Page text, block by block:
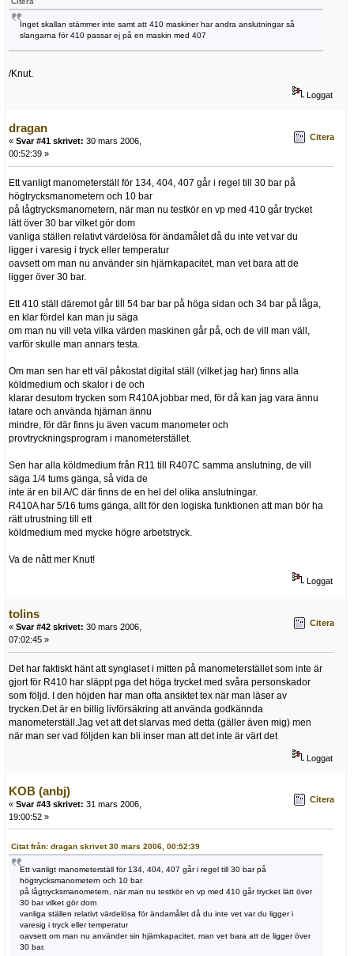
Inget skallan stämmer inte samt att 410 maskiner har andra anslutningar så
slangarna för 410 passar ej på en maskin med 407
/Knut.
Loggat
dragan
« Svar #41 skrivet: 30 mars 2006,
00:52:39 »
Citera
Ett vanligt manometerställ för 134, 404, 407 går i regel till 30 bar på
högtrycksmanometern och 10 bar
på lågtrycksmanometern, när man nu testkör en vp med 410 går trycket
lätt över 30 bar vilket gör dom
vanliga ställen relativt värdelösa för ändamålet då du inte vet var du
ligger i varesig i tryck eller temperatur
oavsett om man nu använder sin hjärnkapacitet, man vet bara att de
ligger över 30 bar.
Ett 410 ställ däremot går till 54 bar bar på höga sidan och 34 bar på låga,
en klar fördel kan man ju säga
om man nu vill veta vilka värden maskinen går på, och de vill man väll,
varför skulle man annars testa.
Om man sen har ett väl påkostat digital ställ (vilket jag har) finns alla
köldmedium och skalor i de och
klarar desutom trycken som R410A jobbar med, för då kan jag vara ännu
latare och använda hjärnan ännu
mindre, för där finns ju även vacum manometer och
provtryckningsprogram i manometerstället.
Sen har alla köldmedium från R11 till R407C samma anslutning, de vill
säga 1/4 tums gänga, så vida de
inte är en bil A/C där finns de en hel del olika anslutningar.
R410A har 5/16 tums gänga, allt för den logiska funktionen att man bör ha
rätt utrustning till ett
köldmedium med mycke högre arbetstryck.
Va de nått mer Knut!
Loggat
tolins
« Svar #42 skrivet: 30 mars 2006,
07:02:45 »
Citera
Det har faktiskt hänt att synglaset i mitten på manometerstället som inte är
gjort för R410 har släppt pga det höga trycket med svåra personskador
som följd. I den höjden har man ofta ansiktet tex när man läser av
trycken.Det är en billig livförsäkring att använda godkännda
manometerställ.Jag vet att det slarvas med detta (gäller även mig) men
när man ser vad följden kan bli inser man att det inte är värt det
Loggat
KOB (anbj)
« Svar #43 skrivet: 31 mars 2006,
19:00:52 »
Citera
Citat från: dragan skrivet 30 mars 2006, 00:52:39
Ett vanligt manometerställ för 134, 404, 407 går i regel till 30 bar på
högtrycksmanometern och 10 bar
på lågtrycksmanometern, när man nu testkör en vp med 410 går trycket lätt över
30 bar vilket gör dom
vanliga ställen relativt värdelösa för ändamålet då du inte vet var du ligger i
varesig i tryck eller temperatur
oavsett om man nu använder sin hjärnkapacitet, man vet bara att de ligger över
30 bar.